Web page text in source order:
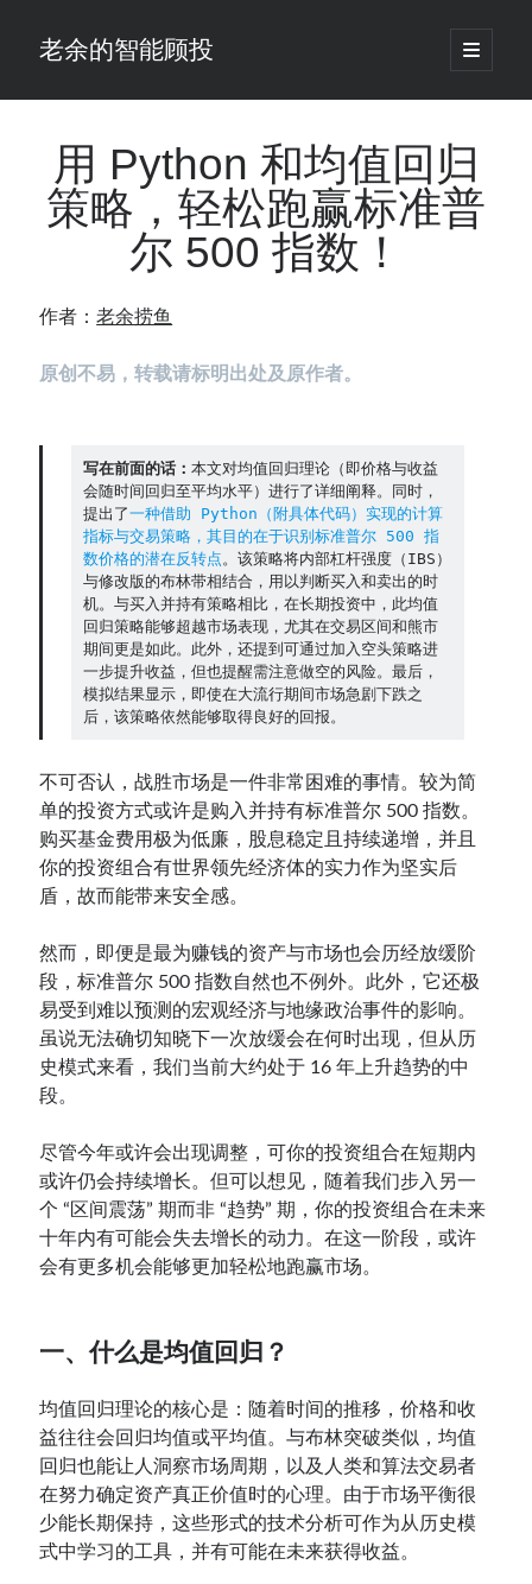
老余的智能顾投
open
primary
Sidebar
最新发表 ：
你的回测曲线越漂亮，我越替你担心：因为历史顺序，正在“倒着”给你
大多数突破交易倒在“收缩阶段”，而这个EA等的是“扩张确认”（附完整源
为什么说每年6月底是罗素2000最干净的套利窗口？
普通人的5个常见投资错误，可能让你多干12年才能退休
怎么把TradingView上的裸指标拆成可回测的交易规则：成交量差值背离
Contact：
网站备案号：鄂ICP备2024064768号
用 Python 和均值回归
策略，轻松跑赢标准普
尔 500 指数！
作者：老余捞鱼
原创不易，转载请标明出处及原作者。
写在前面的话： 本文对均值回归理论（即价格与收益
会随时间回归至平均水平）进行了详细阐释。同时，
提出了一种借助 Python（附具体代码）实现的计算
指标与交易策略，其目的在于识别标准普尔 500 指
数价格的潜在反转点 。该策略将内部杠杆强度（IBS）
与修改版的布林带相结合，用以判断买入和卖出的时
机。与买入并持有策略相比，在长期投资中，此均值
回归策略能够超越市场表现，尤其在交易区间和熊市
期间更是如此。此外，还提到可通过加入空头策略进
一步提升收益，但也提醒需注意做空的风险。最后，
模拟结果显示，即使在大流行期间市场急剧下跌之
后，该策略依然能够取得良好的回报。
不可否认，战胜市场是一件非常困难的事情。较为简
单的投资方式或许是购入并持有标准普尔 500 指数。
购买基金费用极为低廉，股息稳定且持续递增，并且
你的投资组合有世界领先经济体的实力作为坚实后
盾，故而能带来安全感。
然而，即便是最为赚钱的资产与市场也会历经放缓阶
段，标准普尔 500 指数自然也不例外。此外，它还极
易受到难以预测的宏观经济与地缘政治事件的影响。
虽说无法确切知晓下一次放缓会在何时出现，但从历
史模式来看，我们当前大约处于 16 年上升趋势的中
段。
尽管今年或许会出现调整，可你的投资组合在短期内
或许仍会持续增长。但可以想见，随着我们步入另一
个 “区间震荡” 期而非 “趋势” 期，你的投资组合在未来
十年内有可能会失去增长的动力。在这一阶段，或许
会有更多机会能够更加轻松地跑赢市场。
一、什么是均值回归？
均值回归理论的核心是：随着时间的推移，价格和收
益往往会回归均值或平均值。与布林突破类似，均值
回归也能让人洞察市场周期，以及人类和算法交易者
在努力确定资产真正价值时的心理。由于市场平衡很
少能长期保持，这些形式的技术分析可作为从历史模
式中学习的工具，并有可能在未来获得收益。